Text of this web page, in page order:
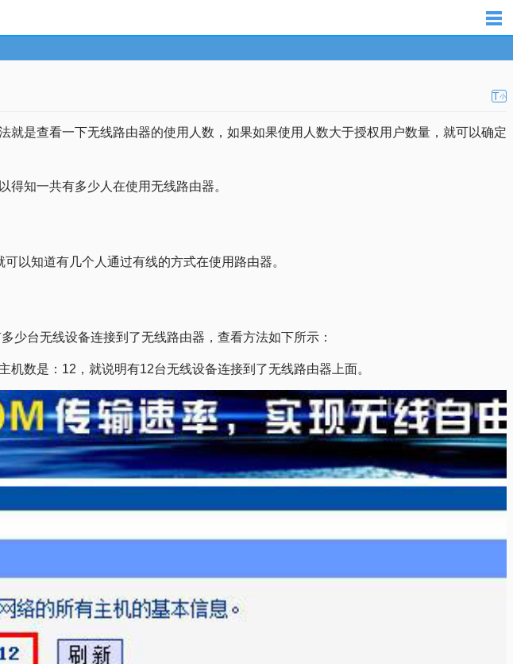
T小
是查看一下无线路由器的使用人数，如果如果使用人数大于授权用户数量，就可以确定
知一共有多少人在使用无线路由器。
以知道有几个人通过有线的方式在使用路由器。
少台无线设备连接到了无线路由器，查看方法如下所示：
数是：12，就说明有12台无线设备连接到了无线路由器上面。